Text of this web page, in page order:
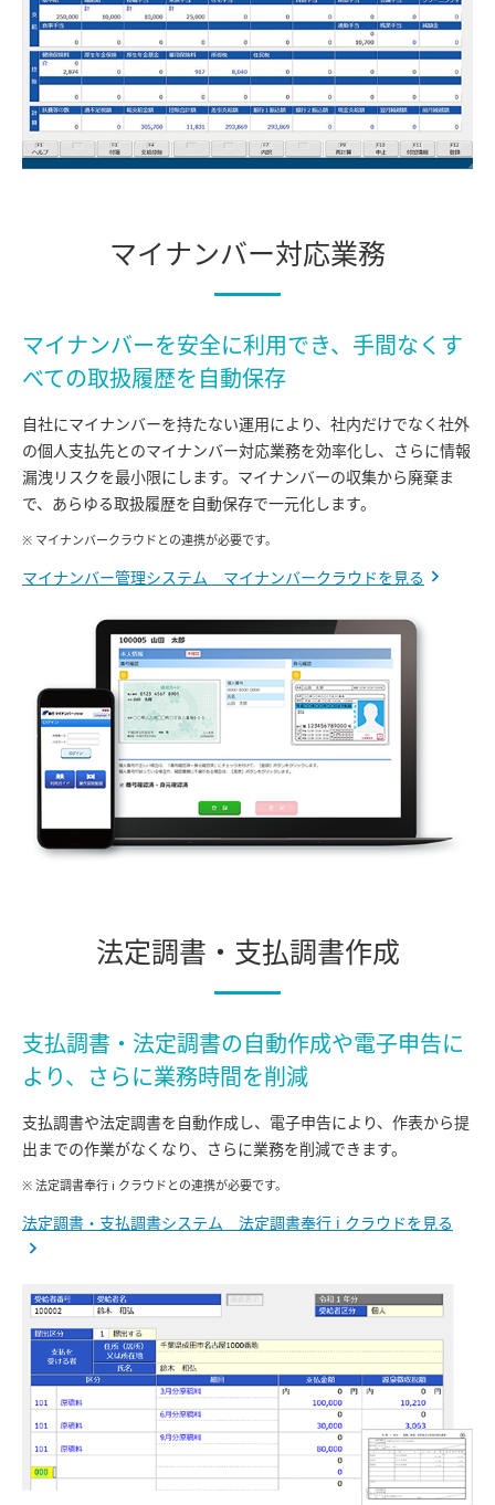
マイナンバー対応業務
マイナンバーを安全に利用でき、 手間なくす
べての取扱履歴を自動保存
自社にマイナンバーを持たない運用により、社内だけでなく社外
の個人支払先とのマイナンバー対応業務を効率化し、さらに情報
漏洩リスクを最小限にします。マイナンバーの収集から廃棄ま
で、あらゆる取扱履歴を自動保存で一元化します。
※ マイナンバークラウドとの連携が必要です。
マイナンバー管理システム マイナンバークラウドを見る
法定調書・支払調書作成
支払調書・法定調書の自動作成や電子申告に
より、
さらに業務時間を削減
支払調書や法定調書を自動作成し、電子申告により、作表から提
出までの作業がなくなり、さらに業務を削減できます。
※ 法定調書奉行 i クラウドとの連携が必要です。
法定調書・支払調書システム 法定調書奉行 i クラウドを見る